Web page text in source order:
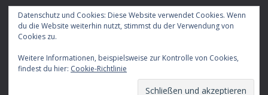
Copyright 2026 byDaphne Chaimovitz
Impressum
E- Facebook
X Instagram
LinkedInYouTube
RSS-
Datenschutz und Cookies: Diese Website verwendet Cookies. Wenn
du die Website weiterhin nutzt, stimmst du der Verwendung von
Cookies zu.
Weitere Informationen, beispielsweise zur Kontrolle von Cookies,
findest du hier: Cookie-Richtlinie